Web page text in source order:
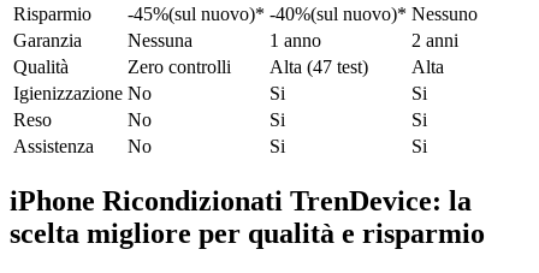
Risparmio
-45%(sul nuovo)* -40%(sul nuovo)* Nessuno
Garanzia
Nessuna 1 anno
2 anni
Qualità
Zero controlli Alta (47 test)
Alta
Igienizzazione No Si
Si
Reso
No Si
Si
Assistenza
No Si Si
iPhone Ricondizionati TrenDevice: la
scelta migliore per qualità e risparmio